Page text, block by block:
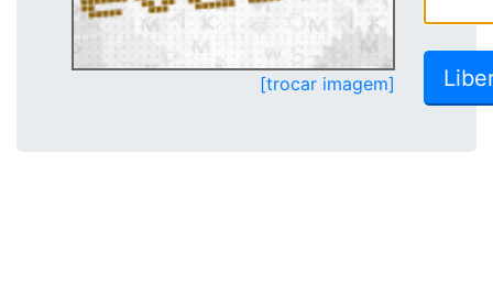
[trocar imagem]